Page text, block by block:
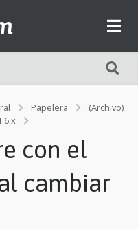
Papelera
(Archivo)
¿
Q
e
con el
cambiar